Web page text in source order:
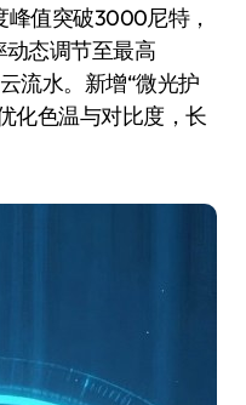
峰值突破3000尼特，
态调节至最高
流水。新增“微光护
化色温与对比度，长